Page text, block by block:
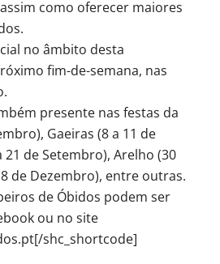
como oferecer maiores
no âmbito desta
fim-de-semana, nas
presente nas festas da
Gaeiras (8 a 11 de
de Setembro), Arelho (30
de Dezembro), entre outras.
de Óbidos podem ser
ou no site
shc_shortcode]